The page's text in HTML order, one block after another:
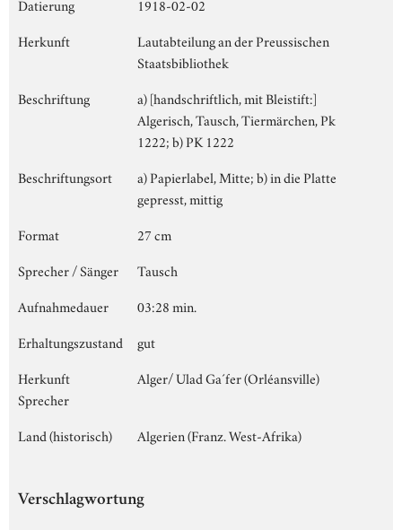
Datierung
1918-02-02
Herkunft
Lautabteilung an der Preussischen
Staatsbibliothek
Beschriftung
a) [handschriftlich, mit Bleistift:]
Algerisch, Tausch, Tiermärchen, Pk
1222; b) PK 1222
Beschriftungsort
a) Papierlabel, Mitte; b) in die Platte
gepresst, mittig
Format
27 cm
Sprecher / Sänger
Tausch
Aufnahmedauer
03:28 min.
Erhaltungszustand
gut
Herkunft
Sprecher
Alger/ Ulad Ga´fer (Orléansville)
Land (historisch) Algerien (Franz. West-Afrika)
Verschlagwortung